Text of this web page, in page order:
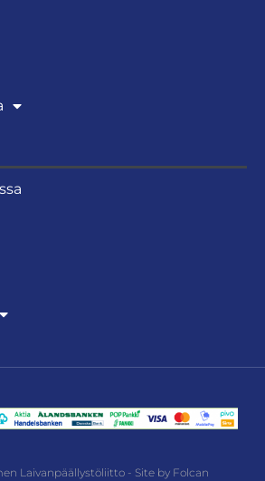
Laivanpäällystöliitto - Site by Folcan